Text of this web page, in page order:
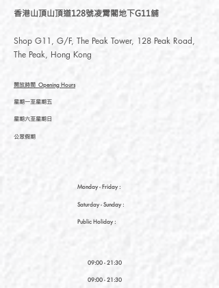
香港山頂山頂道128號凌霄閣地下G11舖
Shop G11, G/F, The Peak Tower, 128 Peak Road,
The Peak, Hong Kong
開放時間 Opening Hours
星期一至星期五
星期六至星期日
公眾假期
Monday - Friday :
Saturday- Sunday :
Public Holiday :
09:00 - 21:30
09:00 - 21:30